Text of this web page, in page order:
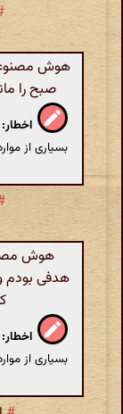
هوش
صبح را
اخطار:
بسیاری از
هوش
هدفی بودم
اخطار:
بسیاری از